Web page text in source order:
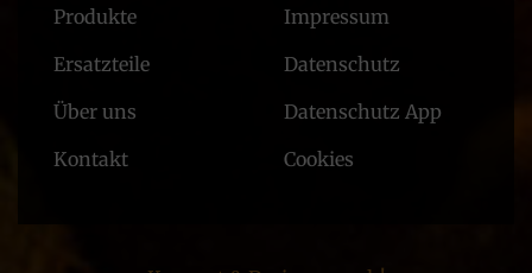
Produkte
Ersatzteile
Über uns
Kontakt
Impressum
Datenschutz
Datenschutz App
Cookies